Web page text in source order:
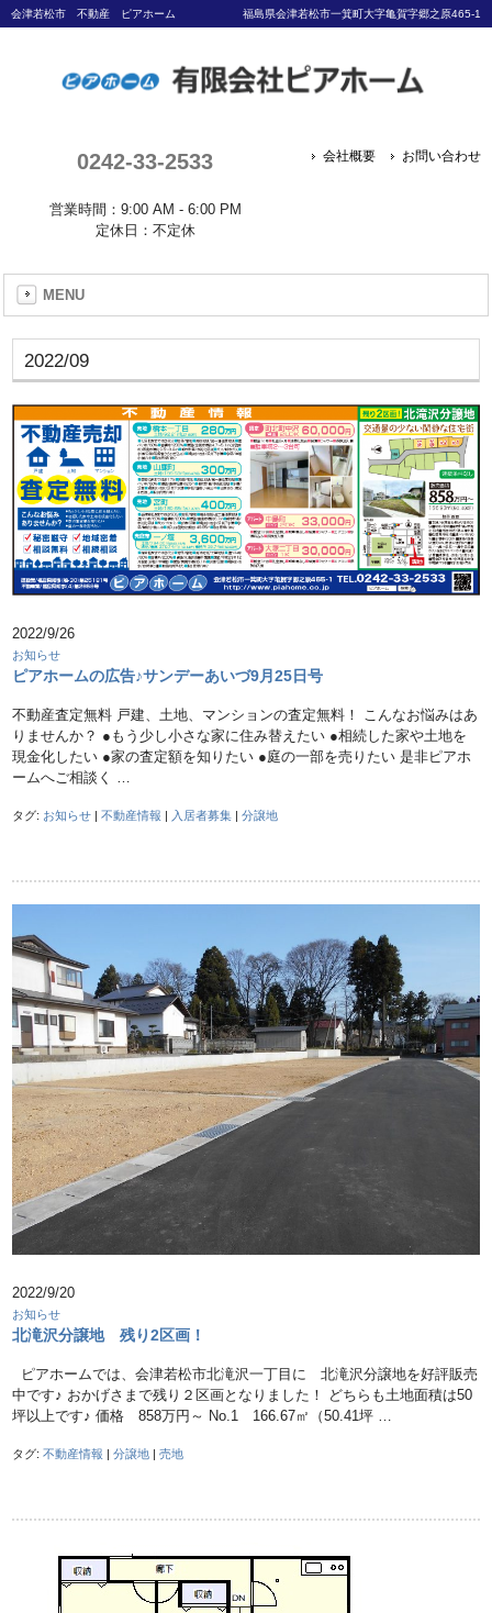
会津若松市 不動産 ピアホーム 福島県会津若松市一箕町大字亀賀字郷之原465-1
0242-33-2533
営業時間：9:00 AM - 6:00 PM
定休日：不定休
会社概要 お問い合わせ
MENU
2022/09
2022/9/26
お知らせ
ピアホームの広告♪サンデーあいづ9月25日号
不動産査定無料 戸建、土地、マンションの査定無料！ こんなお悩みはあ
りませんか？ ●もう少し小さな家に住み替えたい ●相続した家や土地を
現金化したい ●家の査定額を知りたい ●庭の一部を売りたい 是非ピアホ
ームへご相談く …
タグ: お知らせ |不動産情報 | 入居者募集 |分譲地
2022/9/20
お知らせ
北滝沢分譲地 残り2区画！
ピアホームでは、会津若松市北滝沢一丁目に 北滝沢分譲地を好評販売
中です♪ おかげさまで残り２区画となりました！ どちらも土地面積は50
坪以上です♪ 価格 858万円～ No.1 166.67㎡（50.41坪 …
タグ:不動産情報 |分譲地 |売地